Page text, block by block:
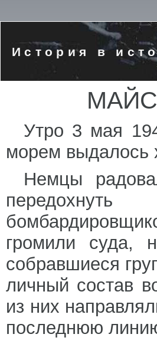
История в
Утро 3 мая
морем выдалось
Немцы
громили суда,
собравшиеся
личный состав
из них
последнюю